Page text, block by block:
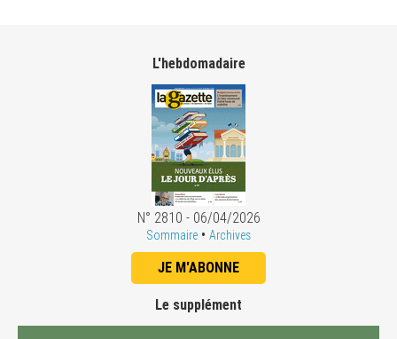
L'hebdomadaire
N° 2810 - 06/04/2026
Sommaire • Archives
JE M'ABONNE
Le supplément